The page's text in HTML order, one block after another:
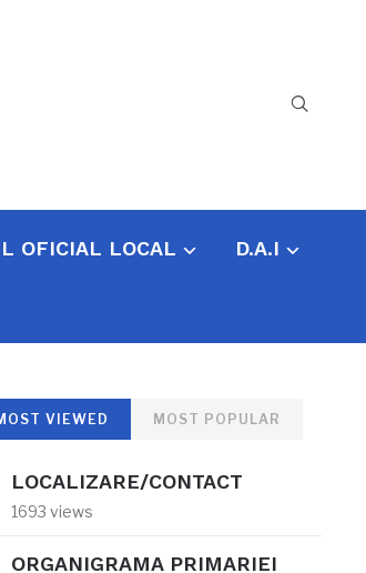
OFICIAL LOCAL D.A.I
VIEWED MOST POPULAR
LOCALIZARE/CONTACT
1693 views
ORGANIGRAMA PRIMARIEI